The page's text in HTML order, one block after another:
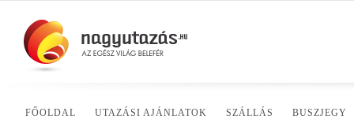
FŐOLDAL UTAZÁSI AJÁNLATOK SZÁLLÁS BUSZJEGY